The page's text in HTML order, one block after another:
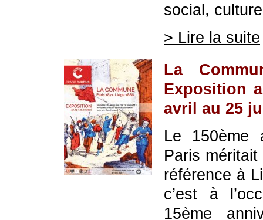
social,
> Lire la suite
La
Exposition
avril au 25
Le 150ème
Paris méritait
référence à
c’est à
15ème